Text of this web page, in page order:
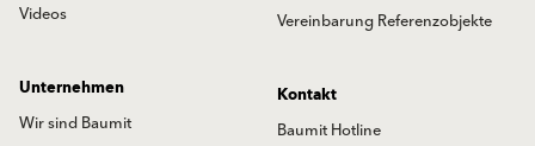
Videos
Vereinbarung Referenzobjekte
Unternehmen
Wir sind Baumit
Kontakt
Baumit Hotline